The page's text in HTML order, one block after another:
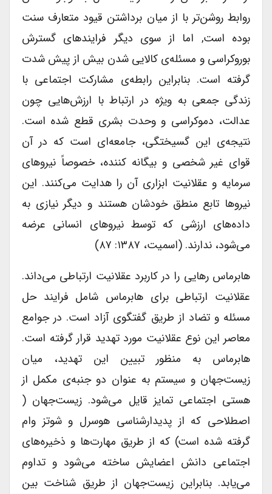
روابط روشن‌تر با از میان برداشتن قیود متعارف سنت
بوده است, اما از سوی دیگر فرایندهای گسترش
بوروکراسی و مسئله‌ی کالایی شدن بیش از پیش شدت
گرفته است. بنابراین رابطه‌ی مشارکت اجتماعی با
زندگی جمعی به ویژه در ارتباط با ارزش‌هایی چون
عدالت، دموکراسی و وحدت بشری قطع شده است.
نتیجه‌ی این گسیختگی، جامعه‌ای است که در آن
قوای غیر شخصی و بیگانه کننده، خصوصاً نیروهای
سرمایه و عقلانیت ابزاری آن را هدایت می‌کنند. این
نیروها تابع منطق خودشان هستند و دیگر نیازی به
داده‌های ارزشی که توسط نیروهای انسانی عرضه
می‌شود، ندارند. (اسمیت، ۱۳۸۷: ۸۷)
هابرماس رهایی را در کاربرد عقلانیت ارتباطی می‌داند.
عقلانیت ارتباطی برای هابرماس شامل فرایند حل
مسئله و تضاد از طریق گفتگوی آزاد است. در جوامع
معاصر این نوع عقلانیت مورد تهدید قرار گرفته است.
هابرماس به منظور تبیین این تهدید، میان
زیست‌جهان و سیستم به عنوان دو جنبه‌ی مکمل از
هستی اجتماعی تمایز قایل می‌شود. زیست‌جهان (
اصطلاحی که از پدیدارشناسی هوسرل و شوتز وام
گرفته شده است) که از طریق مهارت‌ها و ذخیره‌های
اجتماعی دانش اعضایش ساخته می‌شود و تداوم
می‌یابد. بنابراین زیست‌جهان از طریق شناخت بین